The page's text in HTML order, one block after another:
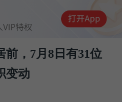
前，7月8日有31位
变动